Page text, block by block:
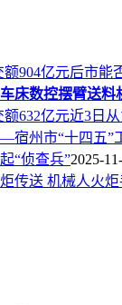
额904亿元后市能
床数控摆臂送料
632亿元近3日
宿州市“十四五”
“侦查兵”2025-
传送 机械人火炬